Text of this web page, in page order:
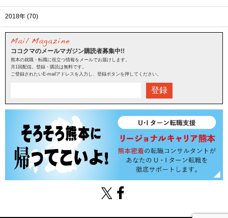
2018年 (70)
ココクマのメールマガジン購読者募集中!!
熊本の就職・転職に役立つ情報をメールでお届けします。
月1回配信。登録・購読は無料です。
ご登録されたいE-mailアドレスを入力し、登録ボタンを押してください。
登録